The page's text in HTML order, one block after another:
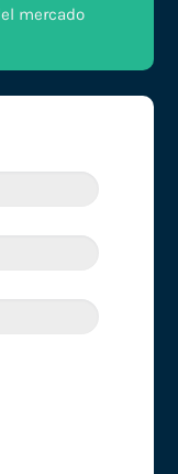
mercado